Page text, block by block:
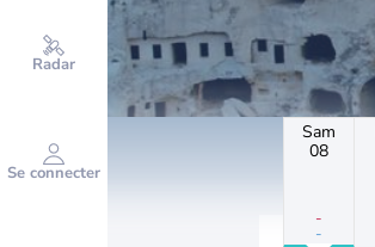
Radar
Se connecter
Sam
08
-
-